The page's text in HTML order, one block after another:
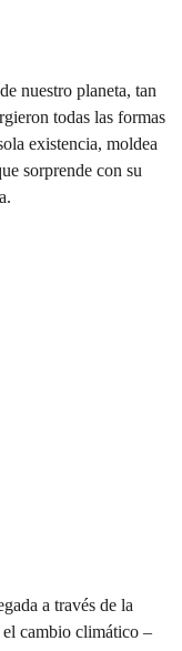
nuestro planeta, tan
todas las formas
existencia, moldea
sorprende con su
a través de la
cambio climático –